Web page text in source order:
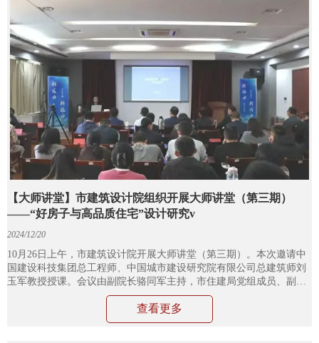
【大师讲堂】市建筑设计院组织开展大师讲堂（第三期）
——“好房子与高品质住宅”设计研究v
2024/12/20
10月26日上午，市建筑设计院开展大师讲堂（第三期）。本次邀请中
国建设科技集团总工程师、中国城市建设研究院有限公司总建筑师刘
玉军教授授课。会议由副院长骆同军主持，市住建局党组成员、副局
长朱金华，市房产管理中心党总支委员、副主任李学林，市建筑节能
科技与勘察设计科科长杨公进，市建筑设计院党委书记、院长毛振
宁，党委成员副院长康力、祖吉强以及德州城投房地产开发有限公司
查看更多